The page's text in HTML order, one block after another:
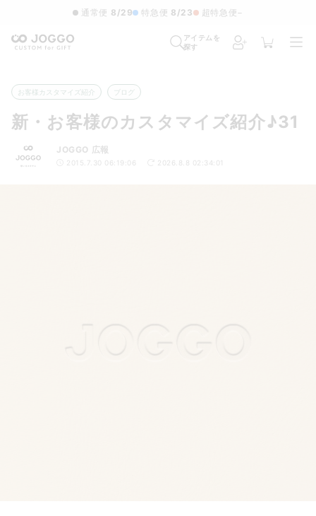
通常便 8/29 特急便 8/23 超特急便−
アイテムを
探す
お客様カスタマイズ紹介 ブログ
新・お客様のカスタマイズ紹介♪31
JOGGO 広報
2015.7.30 06:19:06 2026.8.8 02:34:01